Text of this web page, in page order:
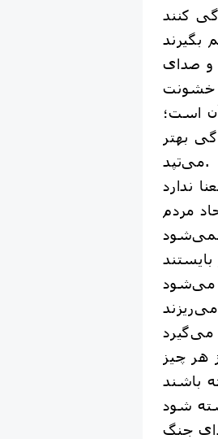
و صدای
است؛
بهتر
می‌تپد.
ندارد
مردم
می‌ریزند
باشند